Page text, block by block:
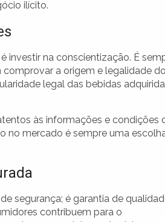
ilícito.
investir na conscientização. É
a origem e legalidade do
legal das bebidas
às informações e condições
no mercado é sempre uma
segurança; é garantia de
contribuem para o